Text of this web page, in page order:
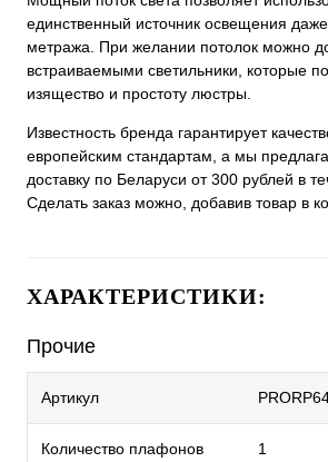
единственный источник освещения
метража. При желании потолок можно
встраиваемыми светильники, которые
изящество и простоту люстры.
Известность бренда гарантирует
европейским стандартам, а мы
доставку по Беларуси от 300 рублей в
Сделать заказ можно, добавив товар в
ХАРАКТЕРИСТИКИ:
Прочие
Артикул
Количество плафонов 1